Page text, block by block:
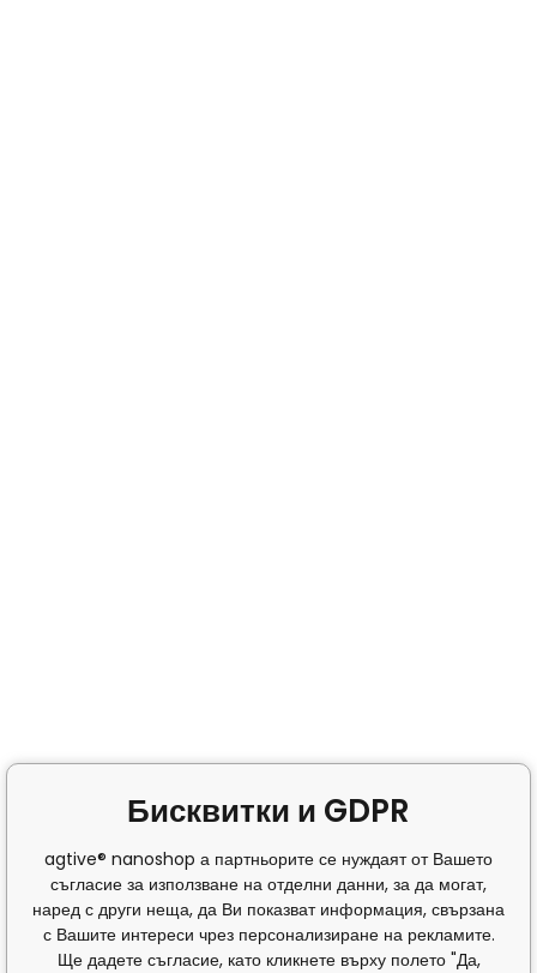
Бисквитки и GDPR
agtive® nanoshop а партньорите се нуждаят от Вашето
съгласие за използване на отделни данни, за да могат,
наред с други неща, да Ви показват информация, свързана
с Вашите интереси чрез персонализиране на рекламите.
Ще дадете съгласие, като кликнете върху полето "Да,